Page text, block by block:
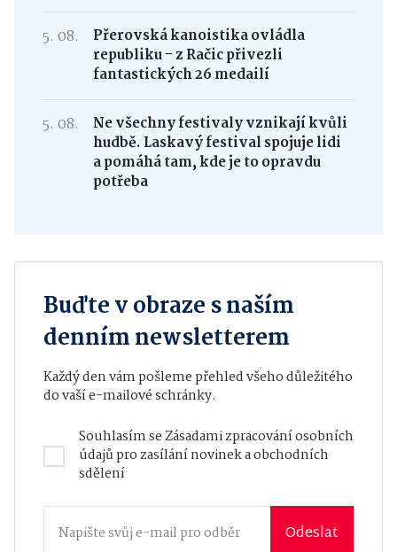
5. 08.
Přerovská kanoistika ovládla
republiku - z Račic přivezli
fantastických 26 medailí
5. 08.
Ne všechny festivaly vznikají kvůli
hudbě. Laskavý festival spojuje lidi
a pomáhá tam, kde je to opravdu
potřeba
Buďte v obraze s naším
denním newsletterem
Každý den vám pošleme přehled všeho důležitého
do vaší e-mailové schránky.
Souhlasím seZásadami zpracování osobních
údajůpro zasílání novinek a obchodních
sdělení
Odeslat